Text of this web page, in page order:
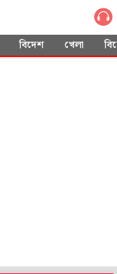
বিদেশ খেলা